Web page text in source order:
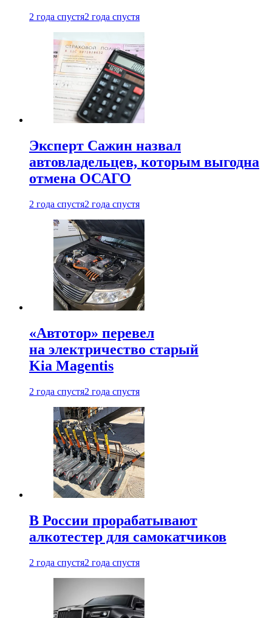
2 года спустя2 года спустя
Эксперт Сажин назвал
автовладельцев, которым выгодна
отмена ОСАГО
2 года спустя2 года спустя
«Автотор» перевел
на электричество старый
Kia Magentis
2 года спустя2 года спустя
В России прорабатывают
алкотестер для самокатчиков
2 года спустя2 года спустя